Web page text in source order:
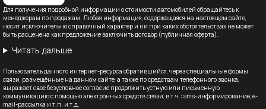
Для получения подробной информации о стоимости автомобилей обращайтесь к
менеджерам по продажам. Любая информация, содержащаяся на настоящем сайте,
носит исключительно справочный характер и ни при каких обстоятельствах не может
быть расценена как предложение заключить договор (публичная оферта).
Читать дальше
Пользователь данного интернет-ресурса обратившийся, через специальные формы
связи, размещённые на данном сайте, а также по средствам телефонного звонка,
выражает свое безусловное согласие продолжить устную или письменную
коммуникацию с помощью электронных средств связи, в т.ч.: sms-информирование, e-
mail-рассылка и т.п. и т.д.